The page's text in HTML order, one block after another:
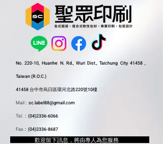
No. 220-10, Huanhe N. Rd., Wuri Dist., Taichung City 41458 ,
Taiwan (R.O.C.)
41458 台中市烏日區環河北路220號10樓
Mail: sc.label88@gmail.com
Tel. : (04)2336-6066
Fax.: (04)2336-8687
​ 歡迎留下訊息，將由專人為您服務